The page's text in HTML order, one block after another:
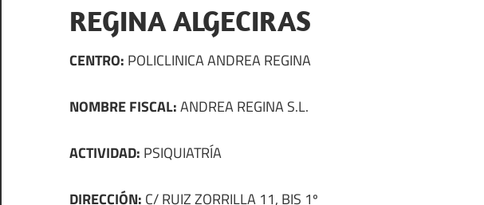
REGINA ALGECIRAS
CENTRO: POLICLINICA ANDREA REGINA
NOMBRE FISCAL:ANDREA REGINA S.L.
ACTIVIDAD: PSIQUIATRÍA
DIRECCIÓN: C/ RUIZ ZORRILLA 11, BIS 1º